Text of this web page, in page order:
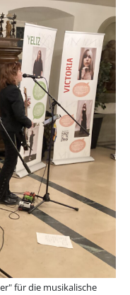
für die musikalische